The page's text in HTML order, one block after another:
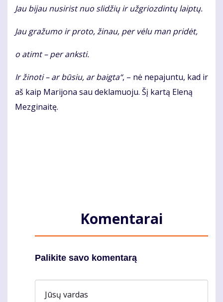
Jau bi­jau nu­si­rist nuo sli­džių ir už­grioz­din­tų laip­tų.
Jau gra­žu­mo ir pro­to, ži­nau, per vė­lu man pri­dėt,
o atimt – per anks­ti.
Ir ži­no­ti – ar bū­siu, ar baig­ta“, – nė ne­pa­jun­tu, kad ir
aš kaip Ma­ri­jo­na sau de­kla­muo­ju. Šį kar­tą Ele­ną
Mez­gi­nai­tę.
Komentarai
Palikite savo komentarą
Jūsų vardas